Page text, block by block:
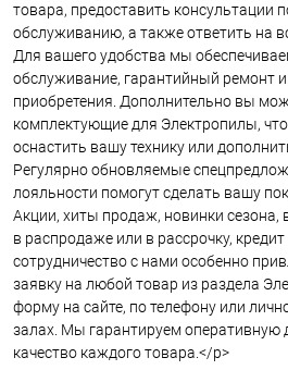
товара, предоставить консультации
обслуживанию, а также ответить на
Для вашего удобства мы
обслуживание, гарантийный ремонт
приобретения. Дополнительно вы
комплектующие для Электропилы,
оснастить вашу технику или
Регулярно обновляемые
лояльности помогут сделать вашу
Акции, хиты продаж, новинки сезона,
в распродаже или в рассрочку,
сотрудничество с нами особенно
заявку на любой товар из раздела
форму на сайте, по телефону или
залах. Мы гарантируем оперативную
качество каждого товара.</p>